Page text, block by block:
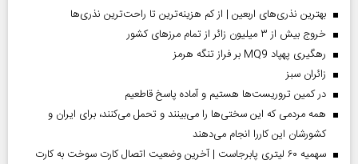
بهترین نذری‌های اربعین | از کم هزینه‌ترین تا راحت‌ترین نذری‌ها
خروج بیش از ۳ میلیون زائر از تمام مرز‌های کشور
رهگیری پهپاد MQ9 بر فراز تنگه هرمز
‌زائران سبز
در کمین تروریست‌ها هستیم و آماده پاسخ قاطعیم
همه مردمی که این سختی‌ها را می‌بینند و تحمل می‌کنند، برای ایران و
کشورشان این کاررا انجام می‌دهند
سهمیه ۶۰ لیتری پابرجاست | آخرین وضعیت اتصال کارت سوخت به کارت